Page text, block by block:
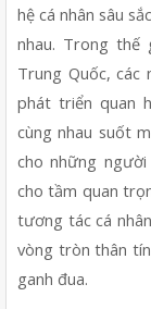
hệ cá nhân sâu
nhau. Trong thế
Trung Quốc, các
phát triển quan
cùng nhau suốt
cho những
cho tầm quan
tương tác cá
vòng tròn thân
ganh đua.